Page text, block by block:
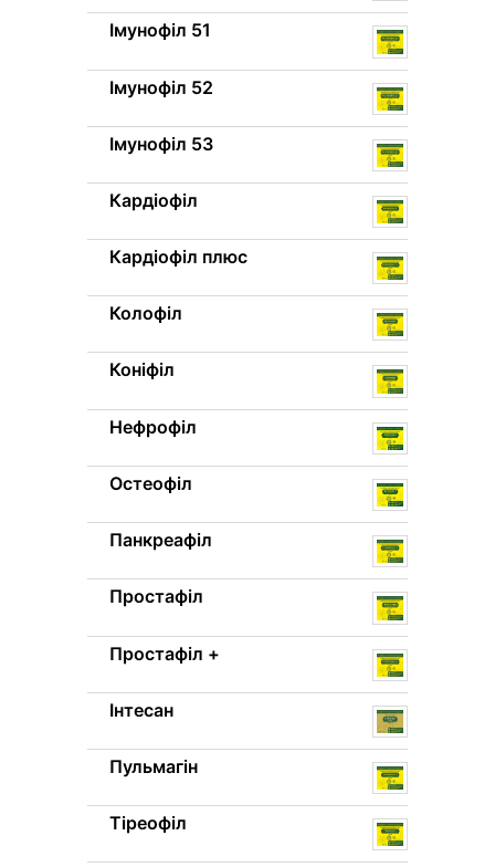
Імунофіл 51
Імунофіл 52
Імунофіл 53
Кардіофіл
Кардіофіл плюс
Колофіл
Коніфіл
Нефрофіл
Остеофіл
Панкреафіл
Простафіл
Простафіл +
Інтесан
Пульмагін
Тіреофіл